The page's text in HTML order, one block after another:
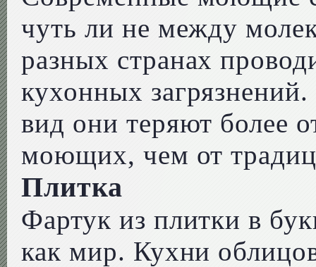
чуть ли не между
разных странах
кухонных
вид они теряют более
моющих, чем от
Плитка
Фартук из плитки в
как мир. Кухни